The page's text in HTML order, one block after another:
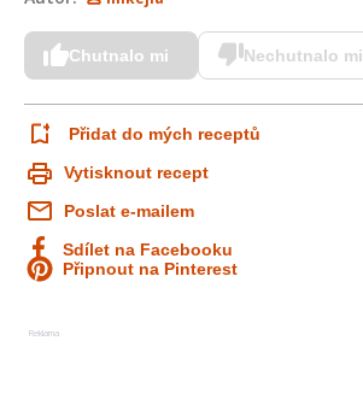
Chutnalo mi Nechutnalo mi
Přidat do mých receptů
Vytisknout recept
Poslat e-mailem
Sdílet na Facebooku
Připnout na Pinterest
Reklama